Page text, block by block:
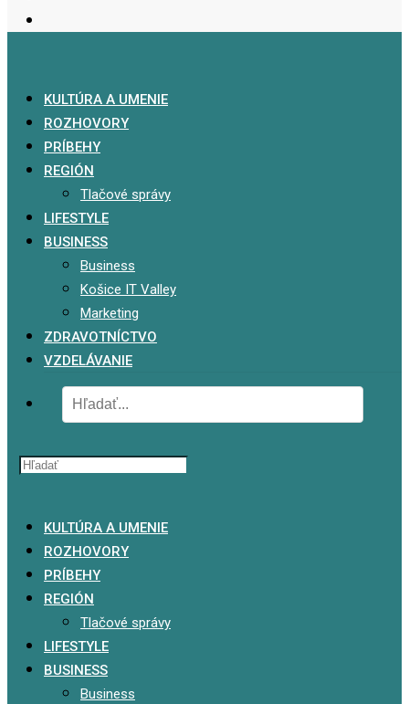
KULTÚRA A UMENIE
ROZHOVORY
PRÍBEHY
REGIÓN
Tlačové správy
LIFESTYLE
BUSINESS
Business
Košice IT Valley
Marketing
ZDRAVOTNÍCTVO
VZDELÁVANIE
KULTÚRA A UMENIE
ROZHOVORY
PRÍBEHY
REGIÓN
Tlačové správy
LIFESTYLE
BUSINESS
Business